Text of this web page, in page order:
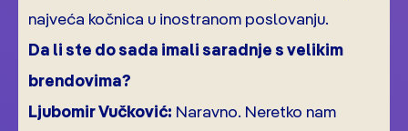
najveća kočnica u inostranom poslovanju.
Da li ste do sada imali saradnje s velikim
brendovima?
Ljubomir Vučković: Naravno. Neretko nam